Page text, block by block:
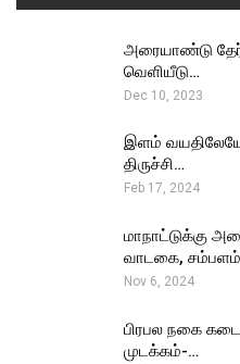
அரையாண்டு
வெளியீடு…
Dec 10, 2023
இளம்
திருச்சி…
Feb 17, 2024
மாநாட்டுக்கு
வாடகை,
Nov 6, 2024
பிரபல நகை
முடக்கம்-…